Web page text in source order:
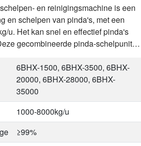
en reinigingsmachine is een
en schelpen van pinda's, met een
u. Het kan snel en effectief pinda's
gecombineerde pinda-schelpunit
6BHX-1500, 6BHX-3500, 6BHX-
20000, 6BHX-28000, 6BHX-
35000
1000-8000kg/u
≥99%